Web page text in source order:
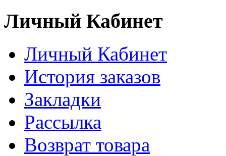
Личный Кабинет
Личный Кабинет
История заказов
Закладки
Рассылка
Возврат товара